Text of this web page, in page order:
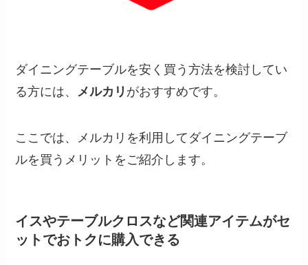
ダイニングテーブルを安く買う方法を検討してい
る方には、
メルカリ がおすすめです。
ここでは、メルカリを利用してダイニングテーブ
ルを買うメリットをご紹介します。
イスやテーブルクロスなど関連アイテムがセ
ットでおトクに購入できる